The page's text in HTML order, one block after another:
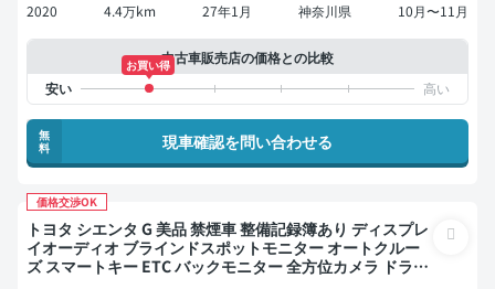
2020 4.4万km 27年1月 神奈川県 10月〜11月
中古車販売店の価格との比較
お買い得
無
料
現車確認を問い合わせる
価格交渉OK
トヨタ シエンタ G 美品 禁煙車 整備記録簿あり ディスプレ
イオーディオ ブラインドスポットモニター オートクルー
ズ スマートキー ETC バックモニター 全方位カメラ ドライ